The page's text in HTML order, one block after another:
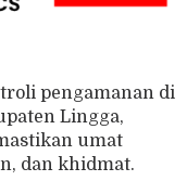
pengamanan di
Lingga,
umat
dan khidmat.